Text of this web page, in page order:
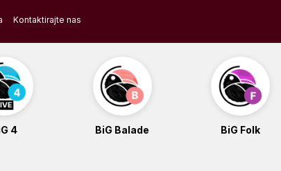
Kontaktirajte nas
4 BiG Balade BiG Folk